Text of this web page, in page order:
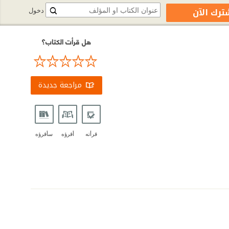
هل قرأت الكتاب؟
مراجعة جديدة
قرأته أقرؤه سأقرؤه
دخول الآن